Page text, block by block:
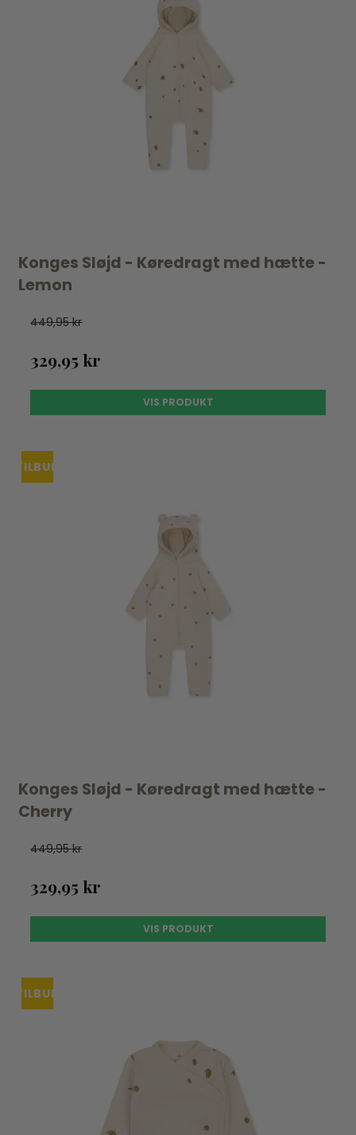
Konges Sløjd - Køredragt med hætte -
Lemon
449,95 kr
329,95 kr
VIS PRODUKT
TILBUDUDSOLGT
Konges Sløjd - Køredragt med hætte -
Cherry
449,95 kr
329,95 kr
VIS PRODUKT
TILBUD